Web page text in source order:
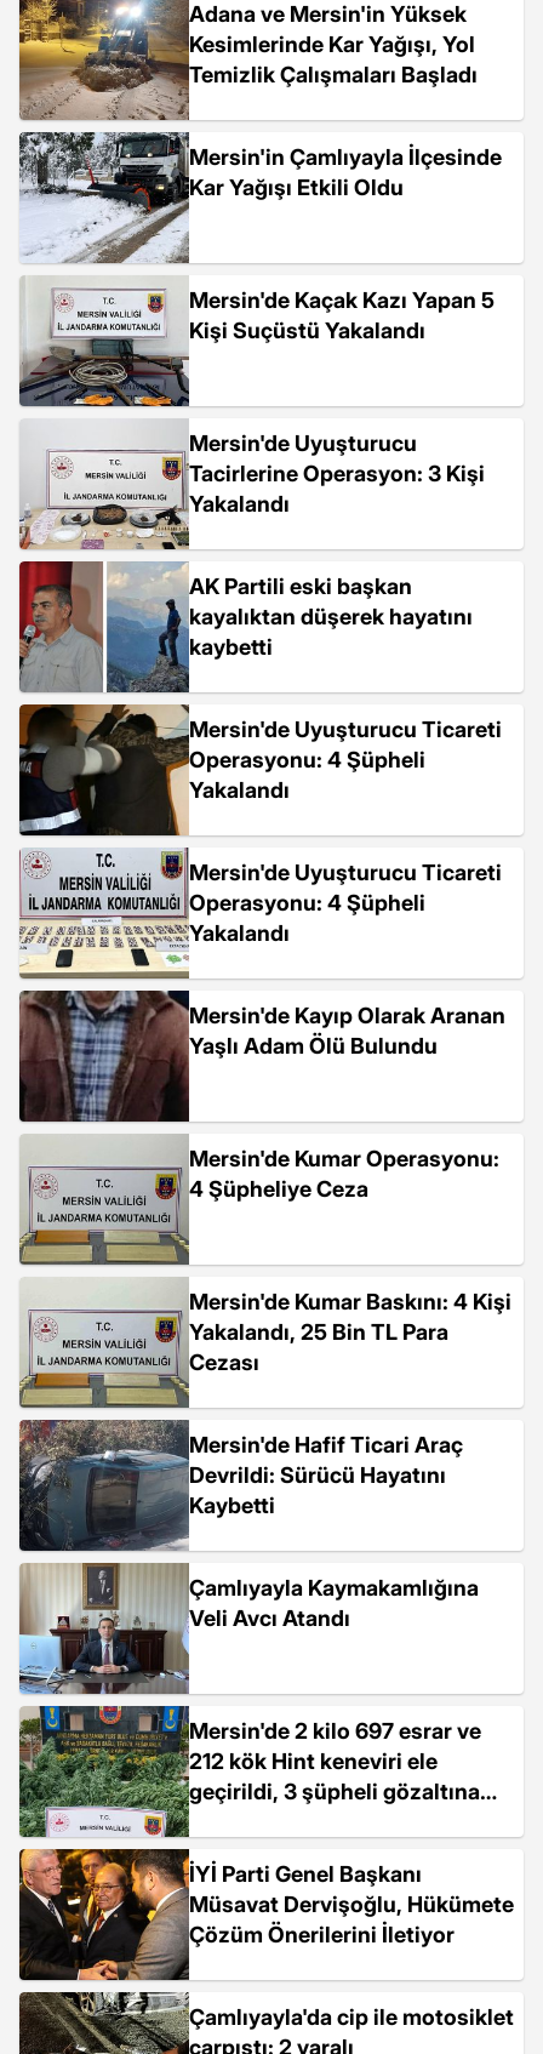
Adana ve Mersin'in Yüksek
Kesimlerinde Kar Yağışı, Yol
Temizlik Çalışmaları Başladı
Mersin'in Çamlıyayla İlçesinde
Kar Yağışı Etkili Oldu
Mersin'de Kaçak Kazı Yapan 5
Kişi Suçüstü Yakalandı
Mersin'de Uyuşturucu
Tacirlerine Operasyon: 3 Kişi
Yakalandı
AK Partili eski başkan
kayalıktan düşerek hayatını
kaybetti
Mersin'de Uyuşturucu Ticareti
Operasyonu: 4 Şüpheli
Yakalandı
Mersin'de Uyuşturucu Ticareti
Operasyonu: 4 Şüpheli
Yakalandı
Mersin'de Kayıp Olarak Aranan
Yaşlı Adam Ölü Bulundu
Mersin'de Kumar Operasyonu:
4 Şüpheliye Ceza
Mersin'de Kumar Baskını: 4 Kişi
Yakalandı, 25 Bin TL Para
Cezası
Mersin'de Hafif Ticari Araç
Devrildi: Sürücü Hayatını
Kaybetti
Çamlıyayla Kaymakamlığına
Veli Avcı Atandı
Mersin'de 2 kilo 697 esrar ve
212 kök Hint keneviri ele
geçirildi, 3 şüpheli gözaltına
İYİ Parti Genel Başkanı
Müsavat Dervişoğlu, Hükümete
Çözüm Önerilerini İletiyor
Çamlıyayla'da cip ile motosiklet
çarpıştı: 2 yaralı